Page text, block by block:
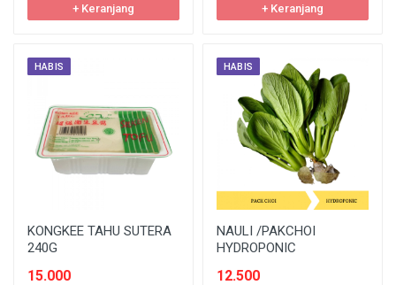
+ Keranjang + Keranjang
HABIS
KONGKEE TAHU SUTERA
240G
15.000
HABIS
NAULI /PAKCHOI
HYDROPONIC
12.500